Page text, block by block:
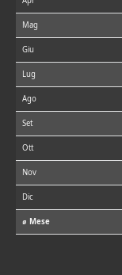
Mag
Giu
Lug
Ago
Set
Ott
Nov
Dic
⌀ Mese